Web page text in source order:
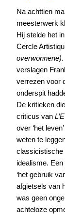
Na achttien
meesterwerk
Hij stelde het
Cercle
overwonnene)
verslagen
verrezen voor
onderspit
De kritieken
criticus van
over ‘het
weten te
classicistische
idealisme.
‘het gebruik
afgietsels van
was geen
achteloze